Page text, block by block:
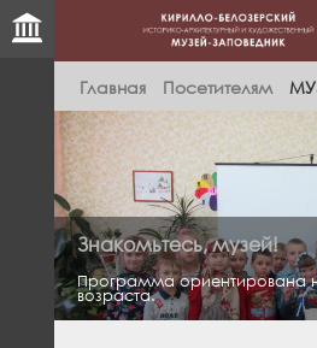
Главная Посетителям
Знакомьтесь, музей!
Программа ориентирована
возраста.